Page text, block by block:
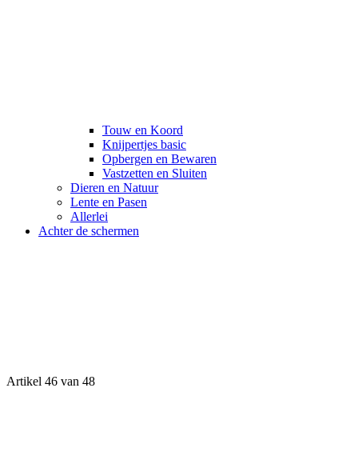
Touw en Koord
Knijpertjes basic
Opbergen en Bewaren
Vastzetten en Sluiten
Dieren en Natuur
Lente en Pasen
Allerlei
Achter de schermen
Artikel 46 van 48